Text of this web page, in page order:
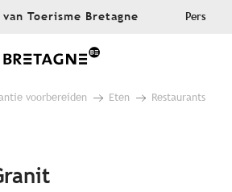
Toerisme Bretagne Pers
voorbereiden Eten
Restaurants